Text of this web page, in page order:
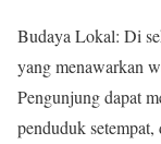
Budaya Lokal: Di
yang menawarkan
Pengunjung dapat
penduduk